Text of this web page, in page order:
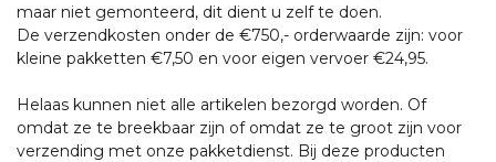
maar niet gemonteerd, dit dient u zelf te doen.
De verzendkosten onder de €750,- orderwaarde zijn: voor
kleine pakketten €7,50 en voor eigen vervoer €24,95.
Helaas kunnen niet alle artikelen bezorgd worden. Of
omdat ze te breekbaar zijn of omdat ze te groot zijn voor
verzending met onze pakketdienst. Bij deze producten